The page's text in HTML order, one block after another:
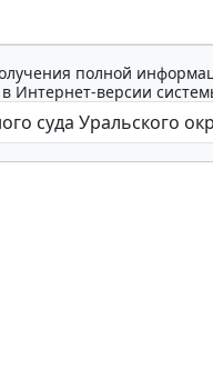
полной
Интернет-версии